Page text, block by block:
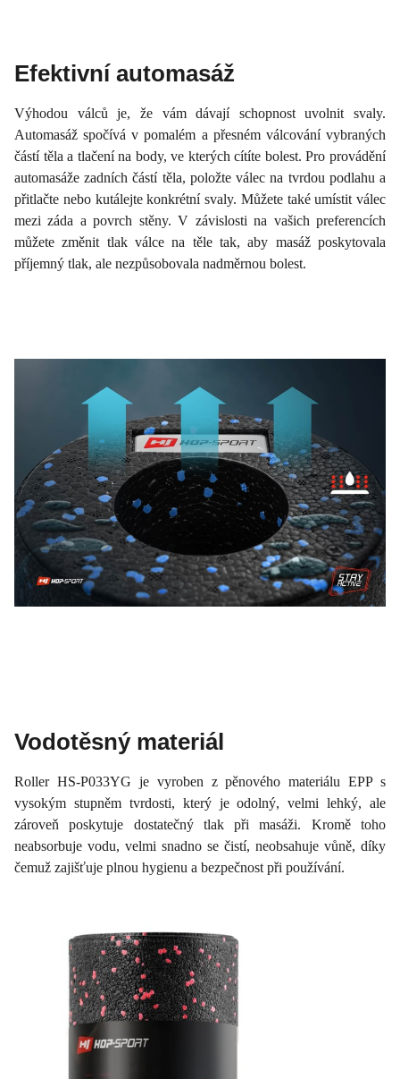
Efektivní automasáž
Výhodou válců je, že vám dávají schopnost uvolnit svaly.
Automasáž spočívá v pomalém a přesném válcování vybraných
částí těla a tlačení na body, ve kterých cítíte bolest. Pro provádění
automasáže zadních částí těla, položte válec na tvrdou podlahu a
přitlačte nebo kutálejte konkrétní svaly. Můžete také umístit válec
mezi záda a povrch stěny. V závislosti na vašich preferencích
můžete změnit tlak válce na těle tak, aby masáž poskytovala
příjemný tlak, ale nezpůsobovala nadměrnou bolest.
Vodotěsný materiál
Roller HS-P033YG je vyroben z pěnového materiálu EPP s
vysokým stupněm tvrdosti, který je odolný, velmi lehký, ale
zároveň poskytuje dostatečný tlak při masáži. Kromě toho
neabsorbuje vodu, velmi snadno se čistí, neobsahuje vůně, díky
čemuž zajišťuje plnou hygienu a bezpečnost při používání.